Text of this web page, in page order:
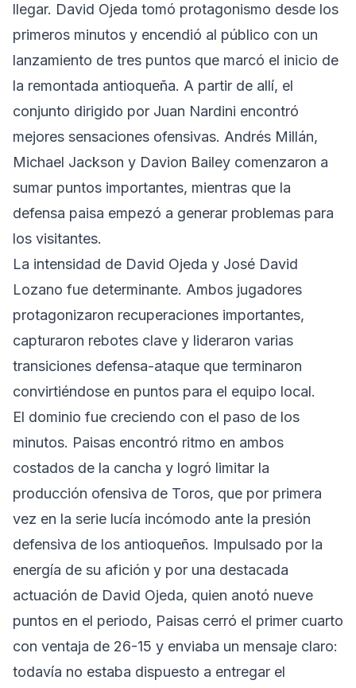
llegar. David Ojeda tomó protagonismo desde los
primeros minutos y encendió al público con un
lanzamiento de tres puntos que marcó el inicio de
la remontada antioqueña. A partir de allí, el
conjunto dirigido por Juan Nardini encontró
mejores sensaciones ofensivas. Andrés Millán,
Michael Jackson y Davion Bailey comenzaron a
sumar puntos importantes, mientras que la
defensa paisa empezó a generar problemas para
los visitantes.
La intensidad de David Ojeda y José David
Lozano fue determinante. Ambos jugadores
protagonizaron recuperaciones importantes,
capturaron rebotes clave y lideraron varias
transiciones defensa-ataque que terminaron
convirtiéndose en puntos para el equipo local.
El dominio fue creciendo con el paso de los
minutos. Paisas encontró ritmo en ambos
costados de la cancha y logró limitar la
producción ofensiva de Toros, que por primera
vez en la serie lucía incómodo ante la presión
defensiva de los antioqueños. Impulsado por la
energía de su afición y por una destacada
actuación de David Ojeda, quien anotó nueve
puntos en el periodo, Paisas cerró el primer cuarto
con ventaja de 26-15 y enviaba un mensaje claro:
todavía no estaba dispuesto a entregar el